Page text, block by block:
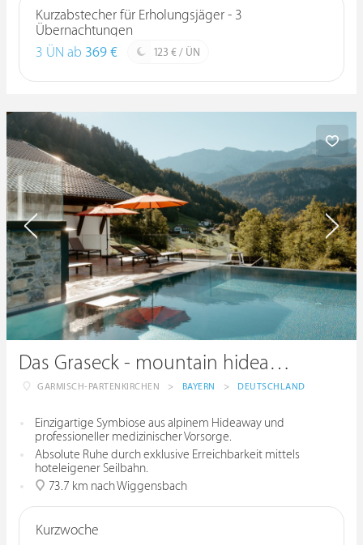
Kurzabstecher für Erholungsjäger - 3
Übernachtungen
3 ÜN ab 369 € 123 € / ÜN
Das Graseck - mountain hideaway & health care
GARMISCH-PARTENKIRCHEN > BAYERN > DEUTSCHLAND
Einzigartige Symbiose aus alpinem Hideaway und
professioneller medizinischer Vorsorge.
Absolute Ruhe durch exklusive Erreichbarkeit mittels
hoteleigener Seilbahn.
73.7 km nach Wiggensbach
Kurzwoche